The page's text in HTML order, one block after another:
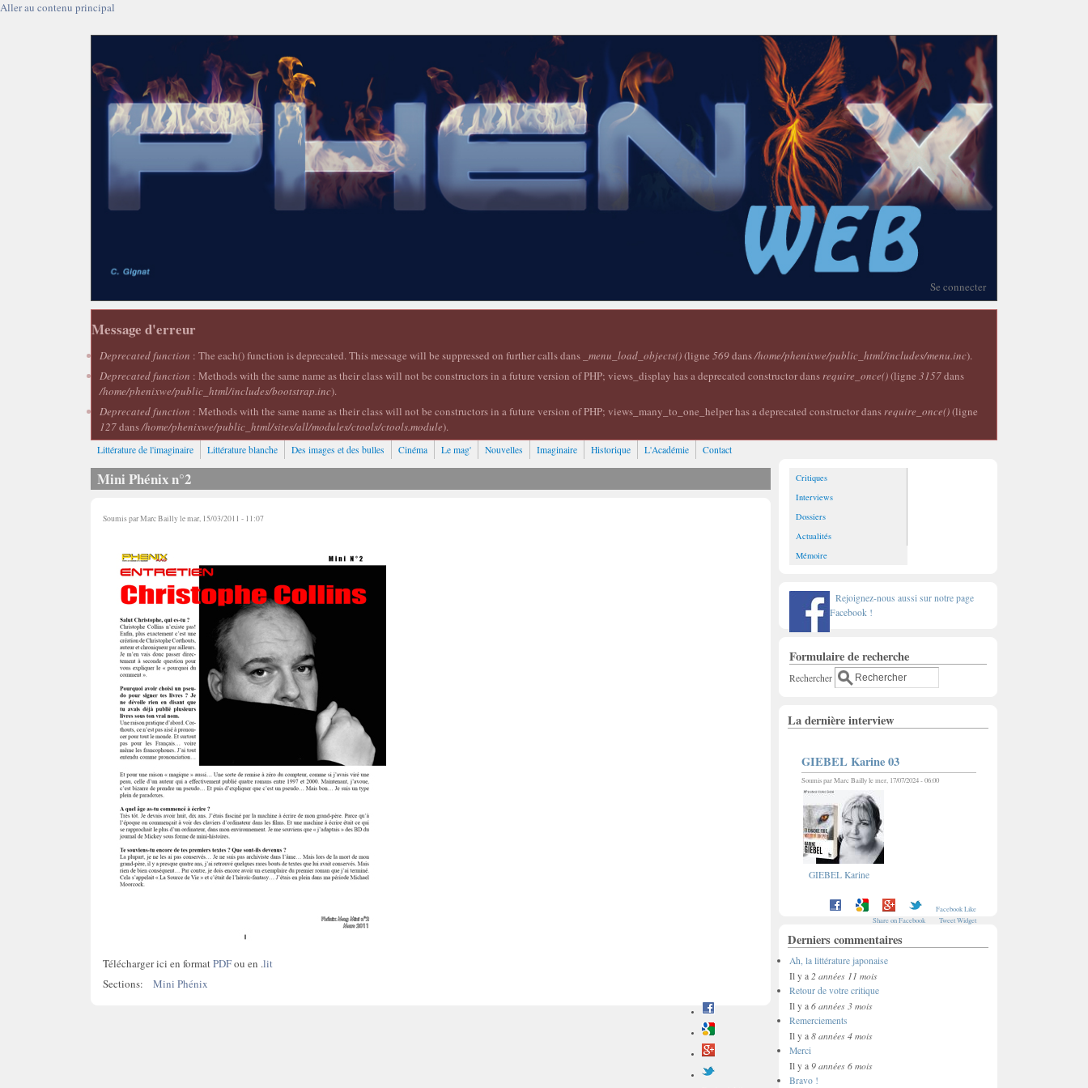
Aller au contenu principal
Se connecter
Message d'erreur
Deprecated function : The each() function is deprecated. This message will be suppressed on further calls dans _menu_load_objects()(ligne 569dans/home/phenixwe/public_html/includes/menu.inc).
Deprecated function : Methods with the same name as their class will not be constructors in a future version of PHP; views_display has a deprecated constructor dans require_once()(ligne 3157dans
/home/phenixwe/public_html/includes/bootstrap.inc).
Deprecated function : Methods with the same name as their class will not be constructors in a future version of PHP; views_many_to_one_helper has a deprecated constructor dans require_once()(ligne
127dans/home/phenixwe/public_html/sites/all/modules/ctools/ctools.module).
Littérature de l'imaginaire Littérature blanche Des images et des bulles Cinéma Le mag' Nouvelles Imaginaire Historique L'Académie Contact
Mini Phénix n°2
Soumis parMarc Baillyle mar, 15/03/2011 - 11:07
Télécharger ici en formatPDFou en .lit
Sections:
Mini Phénix
Critiques
Interviews
Dossiers
Actualités
Mémoire
Rejoignez-nous aussi sur notre page
Facebook !
Formulaire de recherche
Rechercher
La dernière interview
GIEBEL Karine 03
Soumis parMarc Baillyle mer, 17/07/2024 - 06:00
GIEBEL Karine
Facebook Like
Share on Facebook
Tweet Widget
Derniers commentaires
Ah, la littérature japonaise
Il y a 2 années 11 mois
Retour de votre critique
Il y a 6 années 3 mois
Remerciements
Il y a 8 années 4 mois
Merci
Il y a 9 années 6 mois
Bravo !